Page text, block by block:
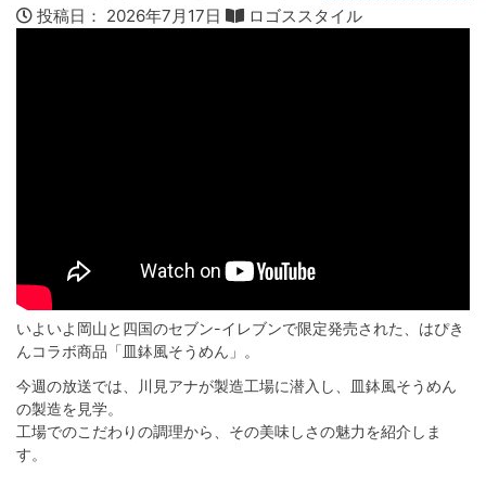
投稿日： 2026年7月17日 ロゴススタイル
いよいよ岡山と四国のセブン-イレブンで限定発売された、はぴき
んコラボ商品「皿鉢風そうめん」。
今週の放送では、川見アナが製造工場に潜入し、皿鉢風そうめん
の製造を見学。
工場でのこだわりの調理から、その美味しさの魅力を紹介しま
す。